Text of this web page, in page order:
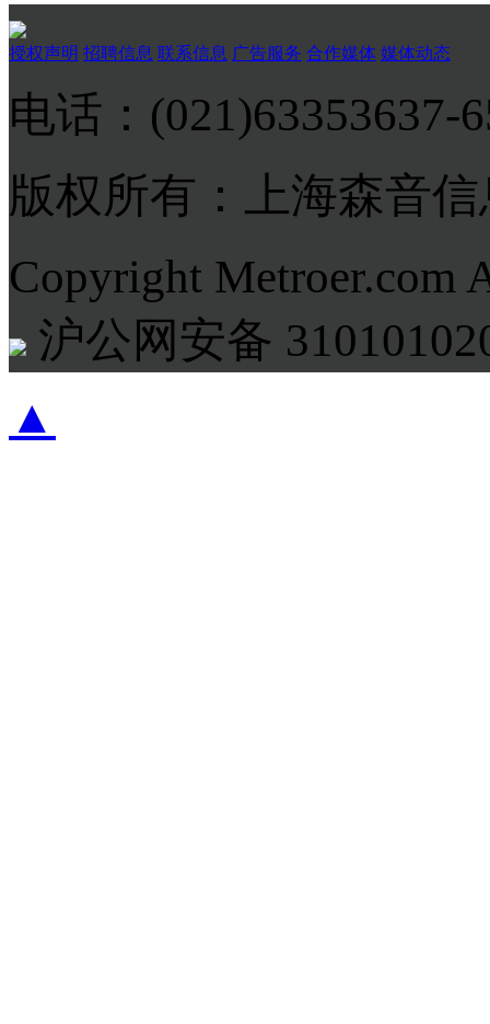
授权声明 招聘信息 联系信息 广告服务 合作媒体 媒体动态
电话：(021)63353637-
版权所有：上海森音
Copyright Metroer.com
沪公网安备
▲